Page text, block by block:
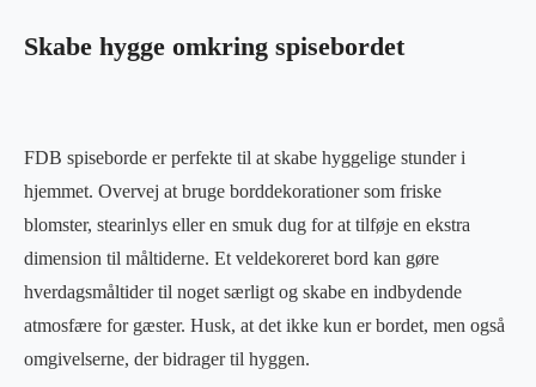
Skabe hygge omkring spisebordet
FDB spiseborde er perfekte til at skabe hyggelige stunder i
hjemmet. Overvej at bruge borddekorationer som friske
blomster, stearinlys eller en smuk dug for at tilføje en ekstra
dimension til måltiderne. Et veldekoreret bord kan gøre
hverdagsmåltider til noget særligt og skabe en indbydende
atmosfære for gæster. Husk, at det ikke kun er bordet, men også
omgivelserne, der bidrager til hyggen.